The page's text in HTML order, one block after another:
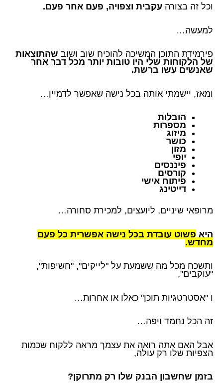
וכל זה בצורה עקבית וצפויה, פעם אחר פעם.
למעשה…
פירמידת התוכן המשיכה להוכיח שוב ושוב שהתוצאות
של הלקוחות שלי היו טובות יותר מכל דבר אחר
שאנשים עשו ברשת.
ומאז, יישמתי אותה בכל נישה שאפשר לדמיין…
הובלות
מספרות
מיזוג
כושר
מזון
יופי
פיננסים
קורסים
פיתוח אישי
דייטינג
מרופאי שיניים, ליועצים, למכירת סחורה…
היא פשוט עובדת בכל נישה אפשרית כל פעם
מחדש.
ותשכח מכל מה ששמעת על "לייקים", "חשיפות",
"עוקבים",
ו "אסטרטגיות תוכן" כאלו או אחרות…
זה הכל נחמד ויפה…
אבל האם אתה רואה את עצמך מראה ללקוח שכמות
הצפיות שלו רק עולה,
בזמן שחשבון הבנק שלו רק מתרוקן?